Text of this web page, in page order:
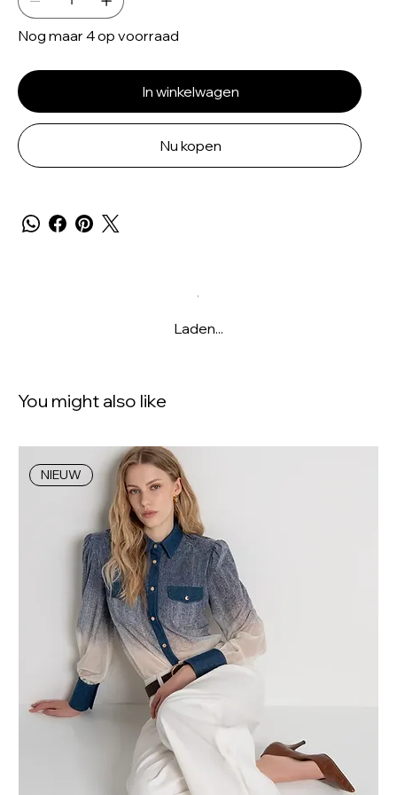
Nog maar 4 op voorraad
In winkelwagen
Nu kopen
Laden...
You might also like
NIEUW